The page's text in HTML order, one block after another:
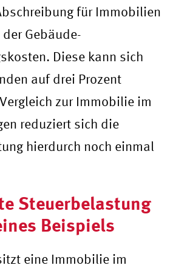
für Immobilien
Gebäude-
Diese kann sich
auf drei Prozent
zur Immobilie im
reduziert sich die
hierdurch noch einmal
Steuerbelastung
Beispiels
eine Immobilie im